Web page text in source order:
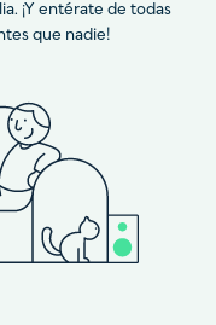
¡Y entérate de todas
que nadie!